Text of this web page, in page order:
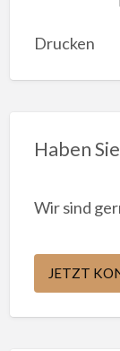
Drucken
Haben
Wir sind
JETZT